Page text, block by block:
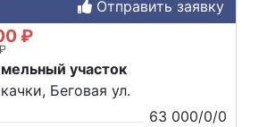
Отправить заявку
₽
участок
Беговая ул.
63 000/0/0